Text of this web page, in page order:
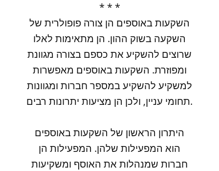
* * *
השקעות באוספים הן צורה פופולרית של
השקעה בשוק ההון. הן מתאימות לאלו
שרוצים להשקיע את כספם בצורה מגוונת
ומפוזרת. השקעות באוספים מאפשרות
למשקיע להשקיע במספר חברות ומגוונות
תחומי עניין, ולכן הן מציעות יתרונות רבים.
היתרון הראשון של השקעות באוספים
הוא המפעילות שלהן. המפעילות הן
חברות שמנהלות את האוסף ומשקיעות